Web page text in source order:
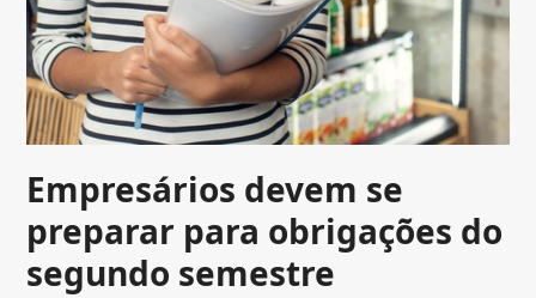
Empresários devem se
preparar para obrigações do
segundo semestre